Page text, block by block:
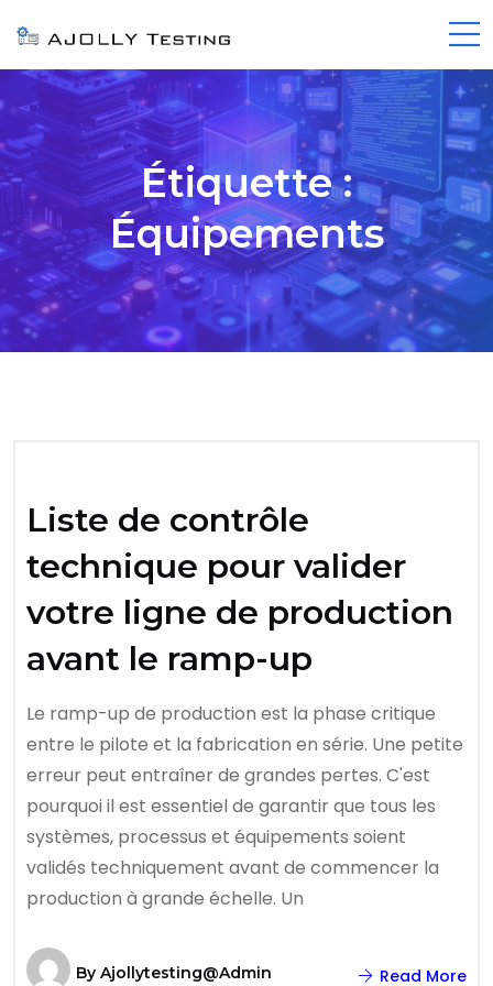
Étiquette :
Équipements
Liste de contrôle
technique pour valider
votre ligne de production
avant le ramp-up
Le ramp-up de production est la phase critique
entre le pilote et la fabrication en série. Une petite
erreur peut entraîner de grandes pertes. C'est
pourquoi il est essentiel de garantir que tous les
systèmes, processus et équipements soient
validés techniquement avant de commencer la
production à grande échelle. Un
By Ajollytesting@admin Read More